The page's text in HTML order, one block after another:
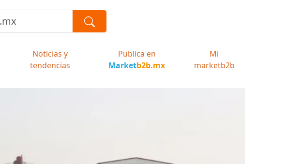
Noticias y
tendencias
Publica en
Marketb2b.mx
Mi
marketb2b